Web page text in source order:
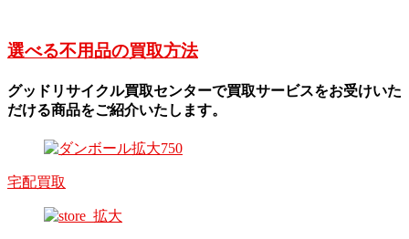
選べる不用品の買取方法
グッドリサイクル買取センターで買取サービスをお受けいた
だける商品をご紹介いたします。
宅配買取